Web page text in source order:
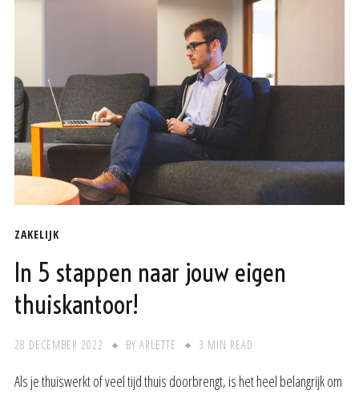
ZAKELIJK
In 5 stappen naar jouw eigen
thuiskantoor!
28 DECEMBER 2022 BY ARLETTE 3 MIN READ
Als je thuiswerkt of veel tijd thuis doorbrengt, is het heel belangrijk om